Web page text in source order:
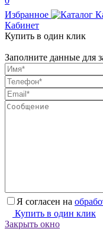
Избранное
Кабинет
Купить в один клик
Заполните данные для
Я согласен на
Купить в один клик
Закрыть окно